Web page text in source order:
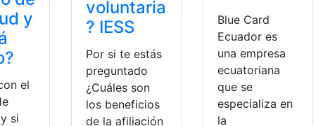
y
el
si
voluntaria
? IESS
Por si te estás
preguntado
¿Cuáles son
los beneficios
de la afiliación
Blue Card
Ecuador es
una empresa
ecuatoriana
que se
especializa en
la